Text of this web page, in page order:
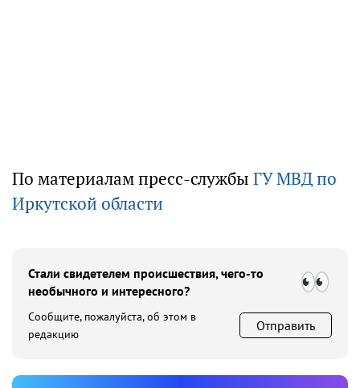
По материалам пресс-службы ГУ МВД по
Иркутской области
Стали свидетелем происшествия, чего-то
необычного и интересного?
Сообщите, пожалуйста, об этом в
редакцию
Отправить